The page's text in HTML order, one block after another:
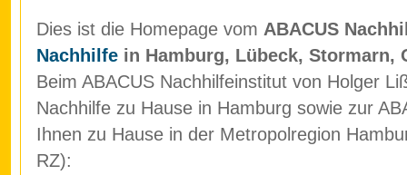
Dies ist die Homepage vom ABACUS
Nachhilfe in Hamburg, Lübeck, Stormarn,
Beim ABACUS Nachhilfeinstitut von Holger
Nachhilfe zu Hause in Hamburg sowie zur
Ihnen zu Hause in der Metropolregion
RZ):